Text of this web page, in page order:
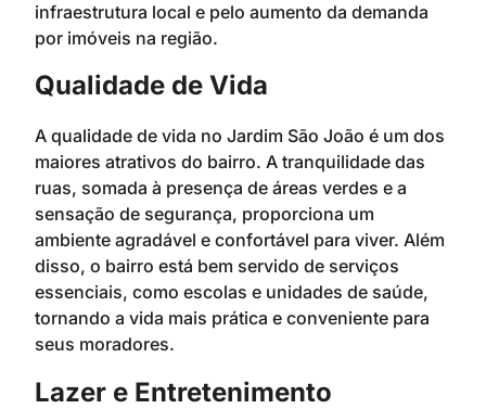
infraestrutura local e pelo aumento da demanda
por imóveis na região.
Qualidade de Vida
A qualidade de vida no Jardim São João é um dos
maiores atrativos do bairro. A tranquilidade das
ruas, somada à presença de áreas verdes e a
sensação de segurança, proporciona um
ambiente agradável e confortável para viver. Além
disso, o bairro está bem servido de serviços
essenciais, como escolas e unidades de saúde,
tornando a vida mais prática e conveniente para
seus moradores.
Lazer e Entretenimento